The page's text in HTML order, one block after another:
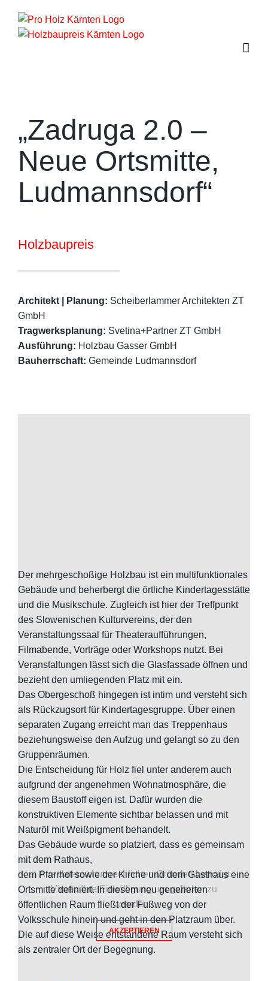
Inhalt
springen
„Zadruga 2.0 –
Neue Ortsmitte,
Ludmannsdorf“
Holzbaupreis
Architekt | Planung: Scheiberlammer Architekten ZT
GmbH
Tragwerksplanung: Svetina+Partner ZT GmbH
Ausführung: Holzbau Gasser GmbH
Bauherrschaft: Gemeinde Ludmannsdorf
Aus datenschutzrechlichen Gründen benötigt
Vimeo Ihre Einwilligung um geladen zu
werden.
AKZEPTIEREN
Der mehrgeschoßige Holzbau ist ein multifunktionales
Gebäude und beherbergt die örtliche Kindertagesstätte
und die Musikschule. Zugleich ist hier der Treffpunkt
des Slowenischen Kulturvereins, der den
Veranstaltungssaal für Theateraufführungen,
Filmabende, Vorträge oder Workshops nutzt. Bei
Veranstaltungen lässt sich die Glasfassade öffnen und
bezieht den umliegenden Platz mit ein.
Das Obergeschoß hingegen ist intim und versteht sich
als Rückzugsort für Kindertagesgruppe. Über einen
separaten Zugang erreicht man das Treppenhaus
beziehungsweise den Aufzug und gelangt so zu den
Gruppenräumen.
Die Entscheidung für Holz fiel unter anderem auch
aufgrund der angenehmen Wohnatmosphäre, die
diesem Baustoff eigen ist. Dafür wurden die
konstruktiven Elemente sichtbar belassen und mit
Naturöl mit Weißpigment behandelt.
Das Gebäude wurde so platziert, dass es gemeinsam
mit dem Rathaus,
dem Pfarrhof sowie der Kirche und dem Gasthaus eine
Ortsmitte definiert. In diesem neu generierten
öffentlichen Raum fließt der Fußweg von der
Volksschule hinein und geht in den Platzraum über.
Die auf diese Weise entstandene Raum versteht sich
als zentraler Ort der Begegnung.